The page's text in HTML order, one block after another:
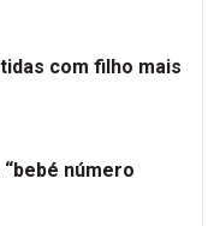
com filho mais
número